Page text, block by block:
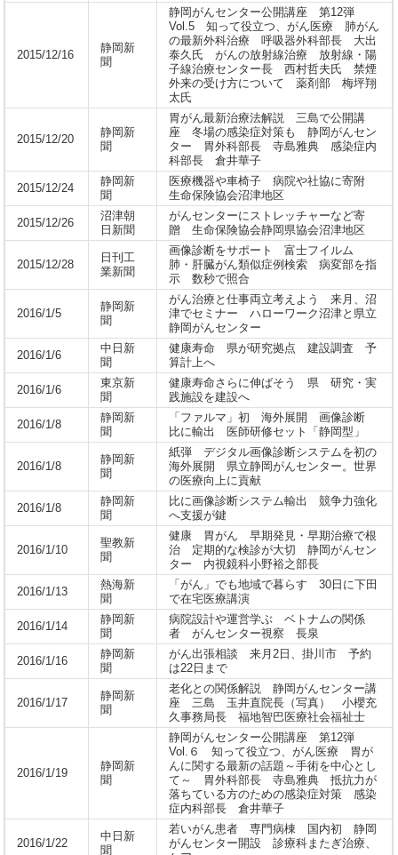
2015/12/16
静岡新
聞
静岡がんセンター公開講座 第12弾
Vol.5 知って役立つ、がん医療 肺がん
の最新外科治療 呼吸器外科部長 大出
泰久氏 がんの放射線治療 放射線・陽
子線治療センター長 西村哲夫氏 禁煙
外来の受け方について 薬剤部 梅坪翔
太氏
2015/12/20
静岡新
聞
胃がん最新治療法解説 三島で公開講
座 冬場の感染症対策も 静岡がんセン
ター 胃外科部長 寺島雅典 感染症内
科部長 倉井華子
2015/12/24
静岡新
聞
医療機器や車椅子 病院や社協に寄附
生命保険協会沼津地区
2015/12/26
沼津朝
日新聞
がんセンターにストレッチャーなど寄
贈 生命保険協会静岡県協会沼津地区
2015/12/28
日刊工
業新聞
画像診断をサポート 富士フイルム
肺・肝臓がん類似症例検索 病変部を指
示 数秒で照合
2016/1/5
静岡新
聞
がん治療と仕事両立考えよう 来月、沼
津でセミナー ハローワーク沼津と県立
静岡がんセンター
2016/1/6
中日新
聞
健康寿命 県が研究拠点 建設調査 予
算計上へ
2016/1/6
東京新
聞
健康寿命さらに伸ばそう 県 研究・実
践施設を建設へ
2016/1/8
静岡新
聞
「ファルマ」初 海外展開 画像診断
比に輸出 医師研修セット「静岡型」
2016/1/8
静岡新
聞
紙弾 デジタル画像診断システムを初の
海外展開 県立静岡がんセンター。世界
の医療向上に貢献
2016/1/8
静岡新
聞
比に画像診断システム輸出 競争力強化
へ支援が鍵
2016/1/10
聖教新
聞
健康 胃がん 早期発見・早期治療で根
治 定期的な検診が大切 静岡がんセン
ター 内視鏡科小野裕之部長
2016/1/13
熱海新
聞
「がん」でも地域で暮らす 30日に下田
で在宅医療講演
2016/1/14
静岡新
聞
病院設計や運営学ぶ ベトナムの関係
者 がんセンター視察 長泉
2016/1/16
静岡新
聞
がん出張相談 来月2日、掛川市 予約
は22日まで
2016/1/17
静岡新
聞
老化との関係解説 静岡がんセンター講
座 三島 玉井直院長（写真） 小櫻充
久事務局長 福地智巴医療社会福祉士
2016/1/19
静岡新
聞
静岡がんセンター公開講座 第12弾
Vol.６ 知って役立つ、がん医療 胃が
んに関する最新の話題～手術を中心とし
て～ 胃外科部長 寺島雅典 抵抗力が
落ちている方のための感染症対策 感染
症内科部長 倉井華子
2016/1/22
中日新
聞
若いがん患者 専門病棟 国内初 静岡
がんセンター開設 診療科またぎ治療、